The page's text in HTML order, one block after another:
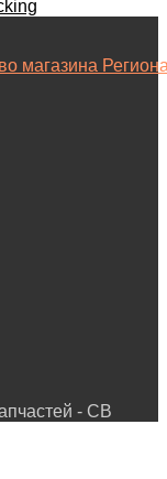
- СВ